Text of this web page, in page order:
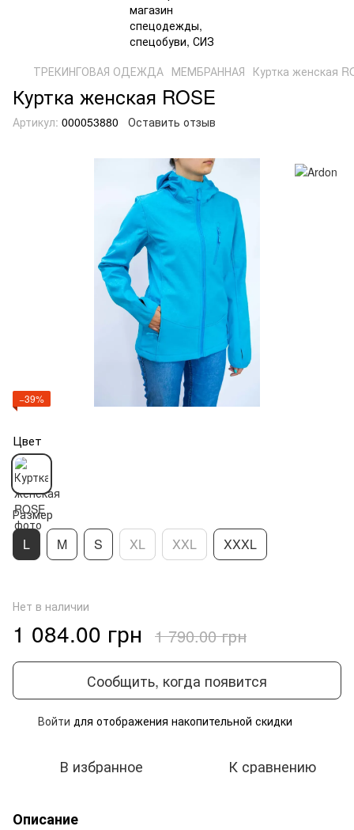
ТРЕКИНГОВАЯ ОДЕЖДА МЕМБРАННАЯ Куртка женская
Куртка женская ROSE
Артикул: 000053880 Оставить отзыв
−39%
Цвет
Размер
L M S XL XXL XXXL
Нет в наличии
1 084.00 грн 1 790.00 грн
Сообщить, когда появится
Войти для отображения накопительной скидки
В избранное К сравнению
Описание